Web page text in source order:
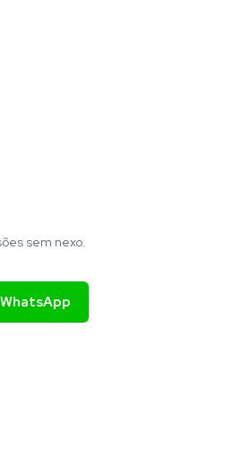
sem nexo.